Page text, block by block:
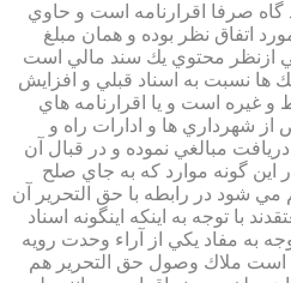
گاه صرفا اقرارنامه است و حاوي
اتفاق نظر بوده و همان مبلغ
گاهي ازنظر محتوي يك سند مالي است
ها نسبت به اسناد قبلي و افزايش
و غيره است و يا اقرارنامه هاي
شهرداري ها و ادارات راه و
مبالغي نموده و در قبال آن
اين گونه موارد كه به جاي صلح
مي شود در رابطه با حق التحرير آن
با توجه به اينكه اينگونه اسناد
به مفاد يكي از آراء وحدت رويه
است ملاك وصول حق التحرير هم